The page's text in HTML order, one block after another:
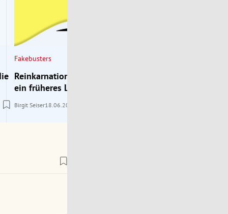
Fakebusters
Reinkarnation: Erinnern sich Kinder an
ein früheres Leben?
Birgit Seiser18.06.2026